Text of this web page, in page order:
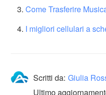
Come Trasferire
I migliori cellulari a
Scritti da: Giulia
Ultimo